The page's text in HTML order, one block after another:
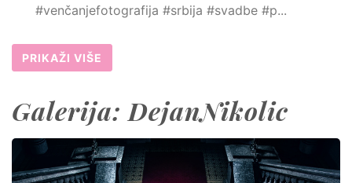
#venčanjefotografija #srbija #svadbe #p...
PRIKAŽI VIŠE
Galerija: DejanNikolic